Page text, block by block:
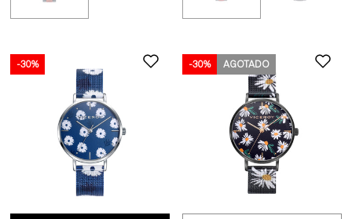
-30% -30% AGOTADO
-30% AGOTADO